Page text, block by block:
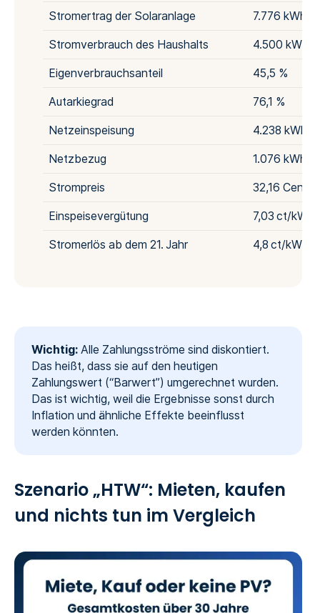
Stromertrag der Solaranlage 7.776 kWh
Stromverbrauch des Haushalts 4.500 kWh
Eigenverbrauchsanteil 45,5 %
Autarkiegrad 76,1 %
Netzeinspeisung 4.238 kWh
Netzbezug 1.076 kWh
Strompreis 32,16 Cent
Einspeisevergütung 7,03 ct/kWh
Stromerlös ab dem 21. Jahr 4,8 ct/kWh
Wichtig:Alle Zahlungsströme sind diskontiert.
Das heißt, dass sie auf den heutigen
Zahlungswert (“Barwert”) umgerechnet wurden.
Das ist wichtig, weil die Ergebnisse sonst durch
Inflation und ähnliche Effekte beeinflusst
werden könnten.
Szenario „HTW“: Mieten, kaufen
und nichts tun im Vergleich